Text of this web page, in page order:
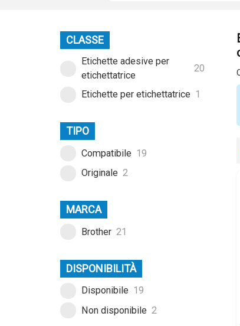
CLASSE
Etichette adesive per
etichettatrice
20
Etichette per etichettatrice 1
TIPO
Compatibile 19
Originale 2
MARCA
Brother 21
DISPONIBILITÀ
Disponibile 19
Non disponibile 2